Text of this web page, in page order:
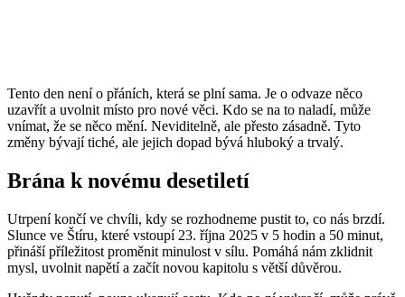
Tento den není o přáních, která se plní sama. Je o odvaze něco
uzavřít a uvolnit místo pro nové věci. Kdo se na to naladí, může
vnímat, že se něco mění. Neviditelně, ale přesto zásadně. Tyto
změny bývají tiché, ale jejich dopad bývá hluboký a trvalý.
Brána k novému desetiletí
Utrpení končí ve chvíli, kdy se rozhodneme pustit to, co nás brzdí.
Slunce ve Štíru, které vstoupí 23. října 2025 v 5 hodin a 50 minut,
přináší příležitost proměnit minulost v sílu. Pomáhá nám zklidnit
mysl, uvolnit napětí a začít novou kapitolu s větší důvěrou.